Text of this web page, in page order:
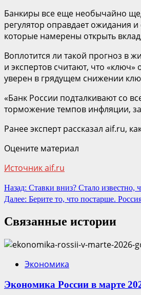
Банкиры все еще необычайно
регулятор оправдает ожидания
которые намерены открыть
Воплотится ли такой прогноз в
и экспертов считают, что
уверен в грядущем снижении
«Банк России подталкивают со
торможение темпов инфляции,
Ранее эксперт рассказал aif.ru,
Оцените материал
Источник aif.ru
Продолжить
чтение
Назад: Ставки вниз? Стало известно,
Далее: Берите то, что постарше.
Связанные истории
Экономика
Экономика России в марте